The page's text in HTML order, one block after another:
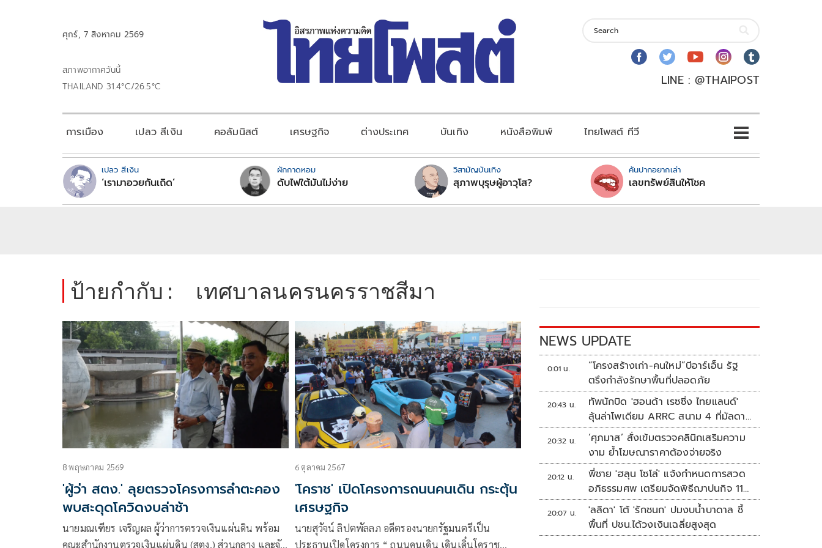
ศุกร์, 7 สิงหาคม 2569
สภาพอากาศวันนี้
THAILAND 31.4°C/26.5°C
LINE : @THAIPOST
การเมือง เปลว สีเงิน คอลัมนิสต์ เศรษฐกิจ ต่างประเทศ บันเทิง หนังสือพิมพ์ ไทยโพสต์ ทีวี
เปลว สีเงิน
‘เรามาอวยกันเถิด’
ผักกาดหอม
ดับไฟใต้มันไม่ง่าย
วิสามัญบันเทิง
สุภาพบุรุษผู้อาวุโส?
คันปากอยากเล่า
เลขทรัพย์สินให้โชค
ป้ายกำกับ : เทศบาลนครนครราชสีมา
8 พฤษภาคม 2569
'ผู้ว่า สตง.' ลุยตรวจโครงการลำตะคอง
พบสะดุดโควิดงบล่าช้า
นายมณเฑียร เจริญผล ผู้ว่าการตรวจเงินแผ่นดิน พร้อม
คณะสำนักงานตรวจเงินแผ่นดิน (สตง.) ส่วนกลาง และจัง
6 ตุลาคม 2567
'โคราช' เปิดโครงการถนนคนเดิน กระตุ้น
เศรษฐกิจ
นายสุวัจน์ ลิปตพัลลภ อดีตรองนายกรัฐมนตรีเป็น
ประธานเปิดโครงการ “ ถนนคนเดิน เดินเดิ๋นโคราช
NEWS UPDATE
0:01 น.
“โครงสร้างเก่า-คนใหม่”บีอาร์เอ็น รัฐ
ตรึงกำลังรักษาพื้นที่ปลอดภัย
20:43 น.
ทัพนักบิด 'ฮอนด้า เรซซิ่ง ไทยแลนด์'
ลุ้นล่าโพเดียม ARRC สนาม 4 ที่มัลดาลิ
กา
20:32 น.
‘ศุภมาส’ สั่งเข้มตรวจคลินิกเสริมความ
งาม ย้ำโฆษณาราคาต้องจ่ายจริง
20:12 น.
พี่ชาย 'ฮลุน โซโล่' แจ้งกำหนดการสวด
อภิธรรมศพ เตรียมจัดพิธีฌาปนกิจ 11
ส.ค.
20:07 น.
'ลลิดา' โต้ 'รักชนก' ปมงบน้ำบาดาล ชี้
พื้นที่ ปชน.ได้วงเงินเฉลี่ยสูงสุด